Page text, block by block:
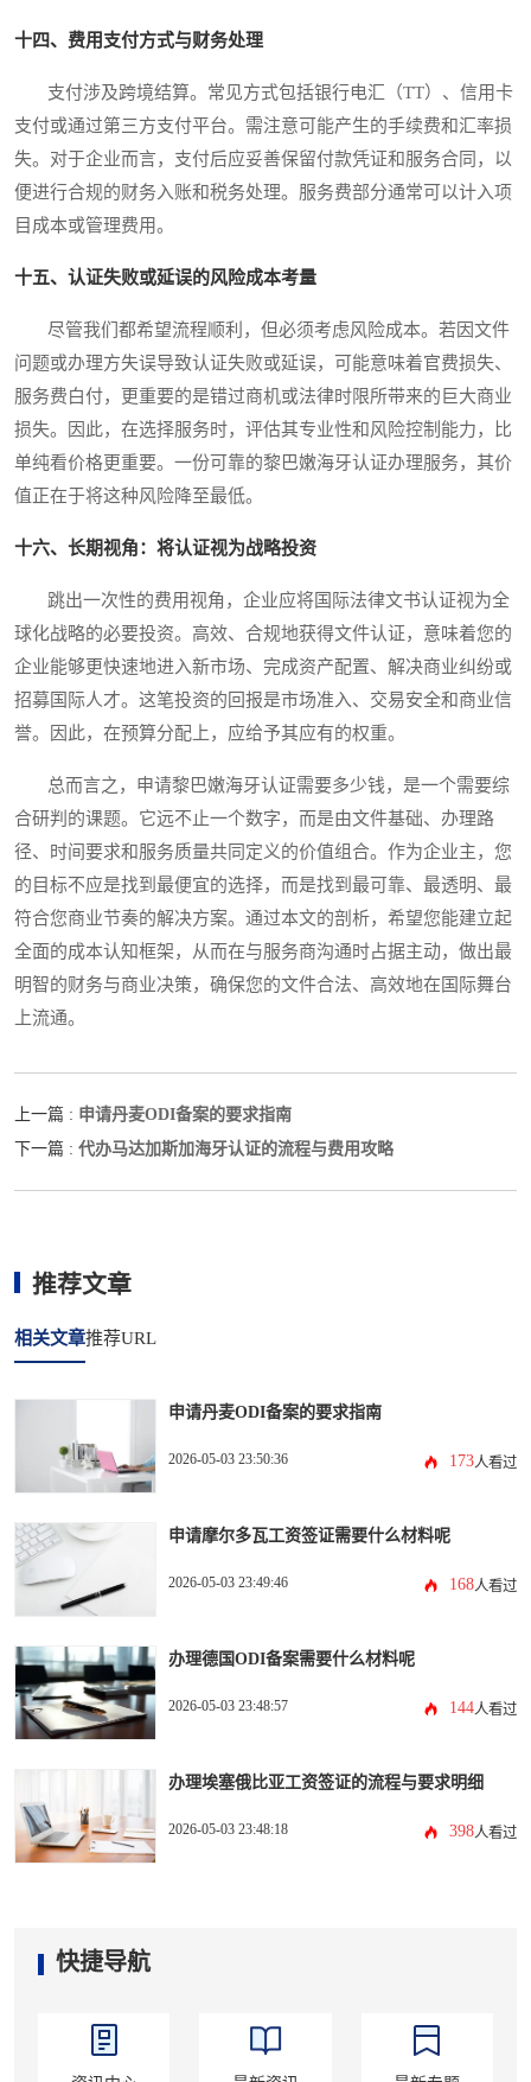
十四、费用支付方式与财务处理
支付涉及跨境结算。常见方式包括银行电汇（TT）、信用卡
支付或通过第三方支付平台。需注意可能产生的手续费和汇率损
失。对于企业而言，支付后应妥善保留付款凭证和服务合同，以
便进行合规的财务入账和税务处理。服务费部分通常可以计入项
目成本或管理费用。
十五、认证失败或延误的风险成本考量
尽管我们都希望流程顺利，但必须考虑风险成本。若因文件
问题或办理方失误导致认证失败或延误，可能意味着官费损失、
服务费白付，更重要的是错过商机或法律时限所带来的巨大商业
损失。因此，在选择服务时，评估其专业性和风险控制能力，比
单纯看价格更重要。一份可靠的黎巴嫩海牙认证办理服务，其价
值正在于将这种风险降至最低。
十六、长期视角：将认证视为战略投资
跳出一次性的费用视角，企业应将国际法律文书认证视为全
球化战略的必要投资。高效、合规地获得文件认证，意味着您的
企业能够更快速地进入新市场、完成资产配置、解决商业纠纷或
招募国际人才。这笔投资的回报是市场准入、交易安全和商业信
誉。因此，在预算分配上，应给予其应有的权重。
总而言之，申请黎巴嫩海牙认证需要多少钱，是一个需要综
合研判的课题。它远不止一个数字，而是由文件基础、办理路
径、时间要求和服务质量共同定义的价值组合。作为企业主，您
的目标不应是找到最便宜的选择，而是找到最可靠、最透明、最
符合您商业节奏的解决方案。通过本文的剖析，希望您能建立起
全面的成本认知框架，从而在与服务商沟通时占据主动，做出最
明智的财务与商业决策，确保您的文件合法、高效地在国际舞台
上流通。
上一篇 : 申请丹麦ODI备案的要求指南
下一篇 : 代办马达加斯加海牙认证的流程与费用攻略
推荐文章
相关文章推荐URL
申请丹麦ODI备案的要求指南
2026-05-03 23:50:36 173人看过
申请摩尔多瓦工资签证需要什么材料呢
2026-05-03 23:49:46 168人看过
办理德国ODI备案需要什么材料呢
2026-05-03 23:48:57 144人看过
办理埃塞俄比亚工资签证的流程与要求明细
2026-05-03 23:48:18 398人看过
快捷导航